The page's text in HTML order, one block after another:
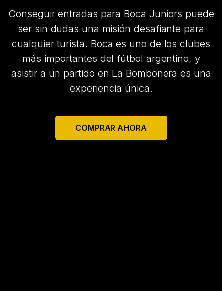
Conseguir entradas para Boca Juniors puede
ser sin dudas una misión desafiante para
cualquier turista. Boca es uno de los clubes
más importantes del fútbol argentino, y
asistir a un partido en La Bombonera es una
experiencia única.
COMPRAR AHORA